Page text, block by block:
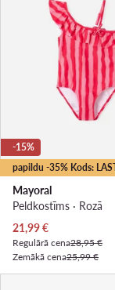
papildu -35% Kods:
-15%
Mayoral
Peldkostīms · Rozā
Pašreizējā cena
21,99€
Regulārā cena28,95 €
Zemākā cena25,99 €